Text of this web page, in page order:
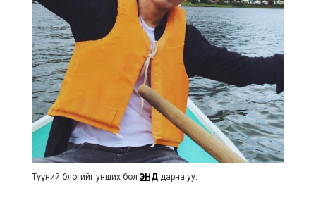
Түүний блогийг унших бол ЭНДдарна уу.